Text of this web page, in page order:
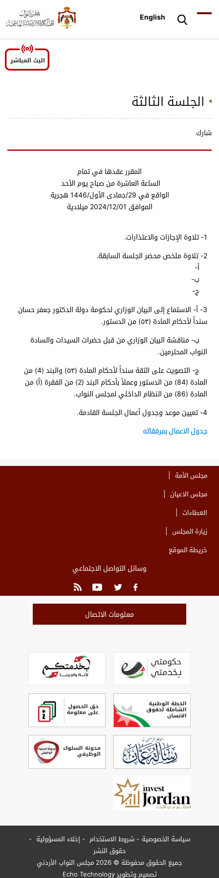
English
الجلسة الثالثة
شارك
المقرر عقدها في تمام
الساعة العاشرة من صباح يوم الأحد
الواقع في 29/جمادى الأول/1446 هجرية
الموافق 2024/12/01 ميلادية
1- تلاوة الإجازات والاعتذارات.
2- تلاوة ملخص محضر الجلسة السابقة.
أ-
ب-
ج-
3- أ- الاستماع إلى البيان الوزاري لحكومة دولة الدكتور جعفر حسان
سنداً لأحكام المادة (٥٣) من الدستور.
ب- مناقشة البيان الوزاري من قبل حضرات السيدات والسادة
النواب المحترمين.
ج- التصويت على الثقة سنداً لأحكام المادة (٥٣) والبند (4) من
المادة (84) من الدستور وعملاً بأحكام البند (2) من الفقرة (أ) من
المادة (86) من النظام الداخلي لمجلس النواب.
4- تعيين موعد وجدول أعمال الجلسة القادمة.
جدول الاعمال بمرفقاته
مجلس الأمة
مجلس الاعيان
العطاءات
زيارة المجلس
خريطة الموقع
وسائل التواصل الاجتماعي
معلومات الاتصال
سياسة الخصوصية شروط الاستخدام
إخلاء المسؤولية
حقوق النشر
جميع الحقوق محفوظة © 2026 مجلس النواب الأردني
تصميم وتطويرEcho Technology